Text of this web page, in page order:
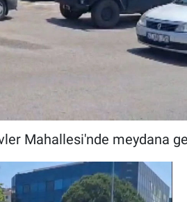
Mahallesi'nde meydana